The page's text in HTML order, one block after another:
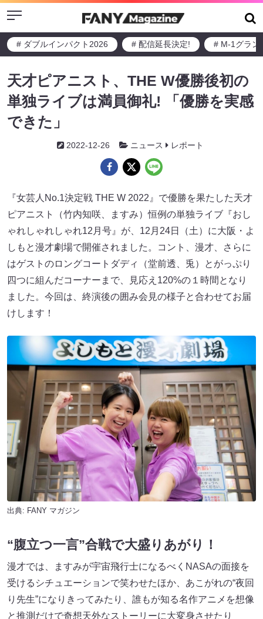
Menu
# ダブルインパクト2026 # 配信延長決定! # M-1グラン
天才ピアニスト、THE W優勝後初の
単独ライブは満員御礼! 「優勝を実感
できた」
2022-12-26 ニュース レポート
『女芸人No.1決定戦 THE W 2022』で優勝を果たした天才
ピアニスト（竹内知咲、ますみ）恒例の単独ライブ『おし
ゃれしゃれしゃれ12月号』が、12月24日（土）に大阪・よ
しもと漫才劇場で開催されました。コント、漫才、さらに
はゲストのロングコートダディ（堂前透、兎）とがっぷり
四つに組んだコーナーまで、見応え120%の１時間となり
ました。今回は、終演後の囲み会見の様子と合わせてお届
けします！
出典: FANY マガジン
“腹立つ一言”合戦で大盛りあがり！
漫才では、ますみが宇宙飛行士になるべくNASAの面接を
受けるシチュエーションで笑わせたほか、あこがれの“夜回
り先生”になりきってみたり、誰もが知る名作アニメを想像
と推測だけで奇想天外なストーリーに大変身させたり